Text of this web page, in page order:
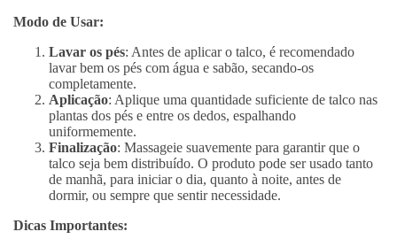
Modo de Usar:
Lavar os pés: Antes de aplicar o talco, é recomendado
lavar bem os pés com água e sabão, secando-os
completamente.
Aplicação: Aplique uma quantidade suficiente de talco nas
plantas dos pés e entre os dedos, espalhando
uniformemente.
Finalização: Massageie suavemente para garantir que o
talco seja bem distribuído. O produto pode ser usado tanto
de manhã, para iniciar o dia, quanto à noite, antes de
dormir, ou sempre que sentir necessidade.
Dicas Importantes: